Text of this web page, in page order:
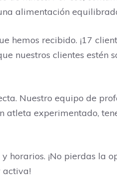
alimentación
hemos recibido. ¡17
nuestros clientes estén
Nuestro equipo de
experimentado,
horarios. ¡No pierdas la
activa!